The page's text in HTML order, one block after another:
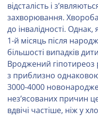
відсталість і
захворювання.
до інвалідності.
1-й місяць після
більшості випадків
Вроджений
з приблизно
3000-4000
нез’ясованих причин
вдвічі частіше, ніж у